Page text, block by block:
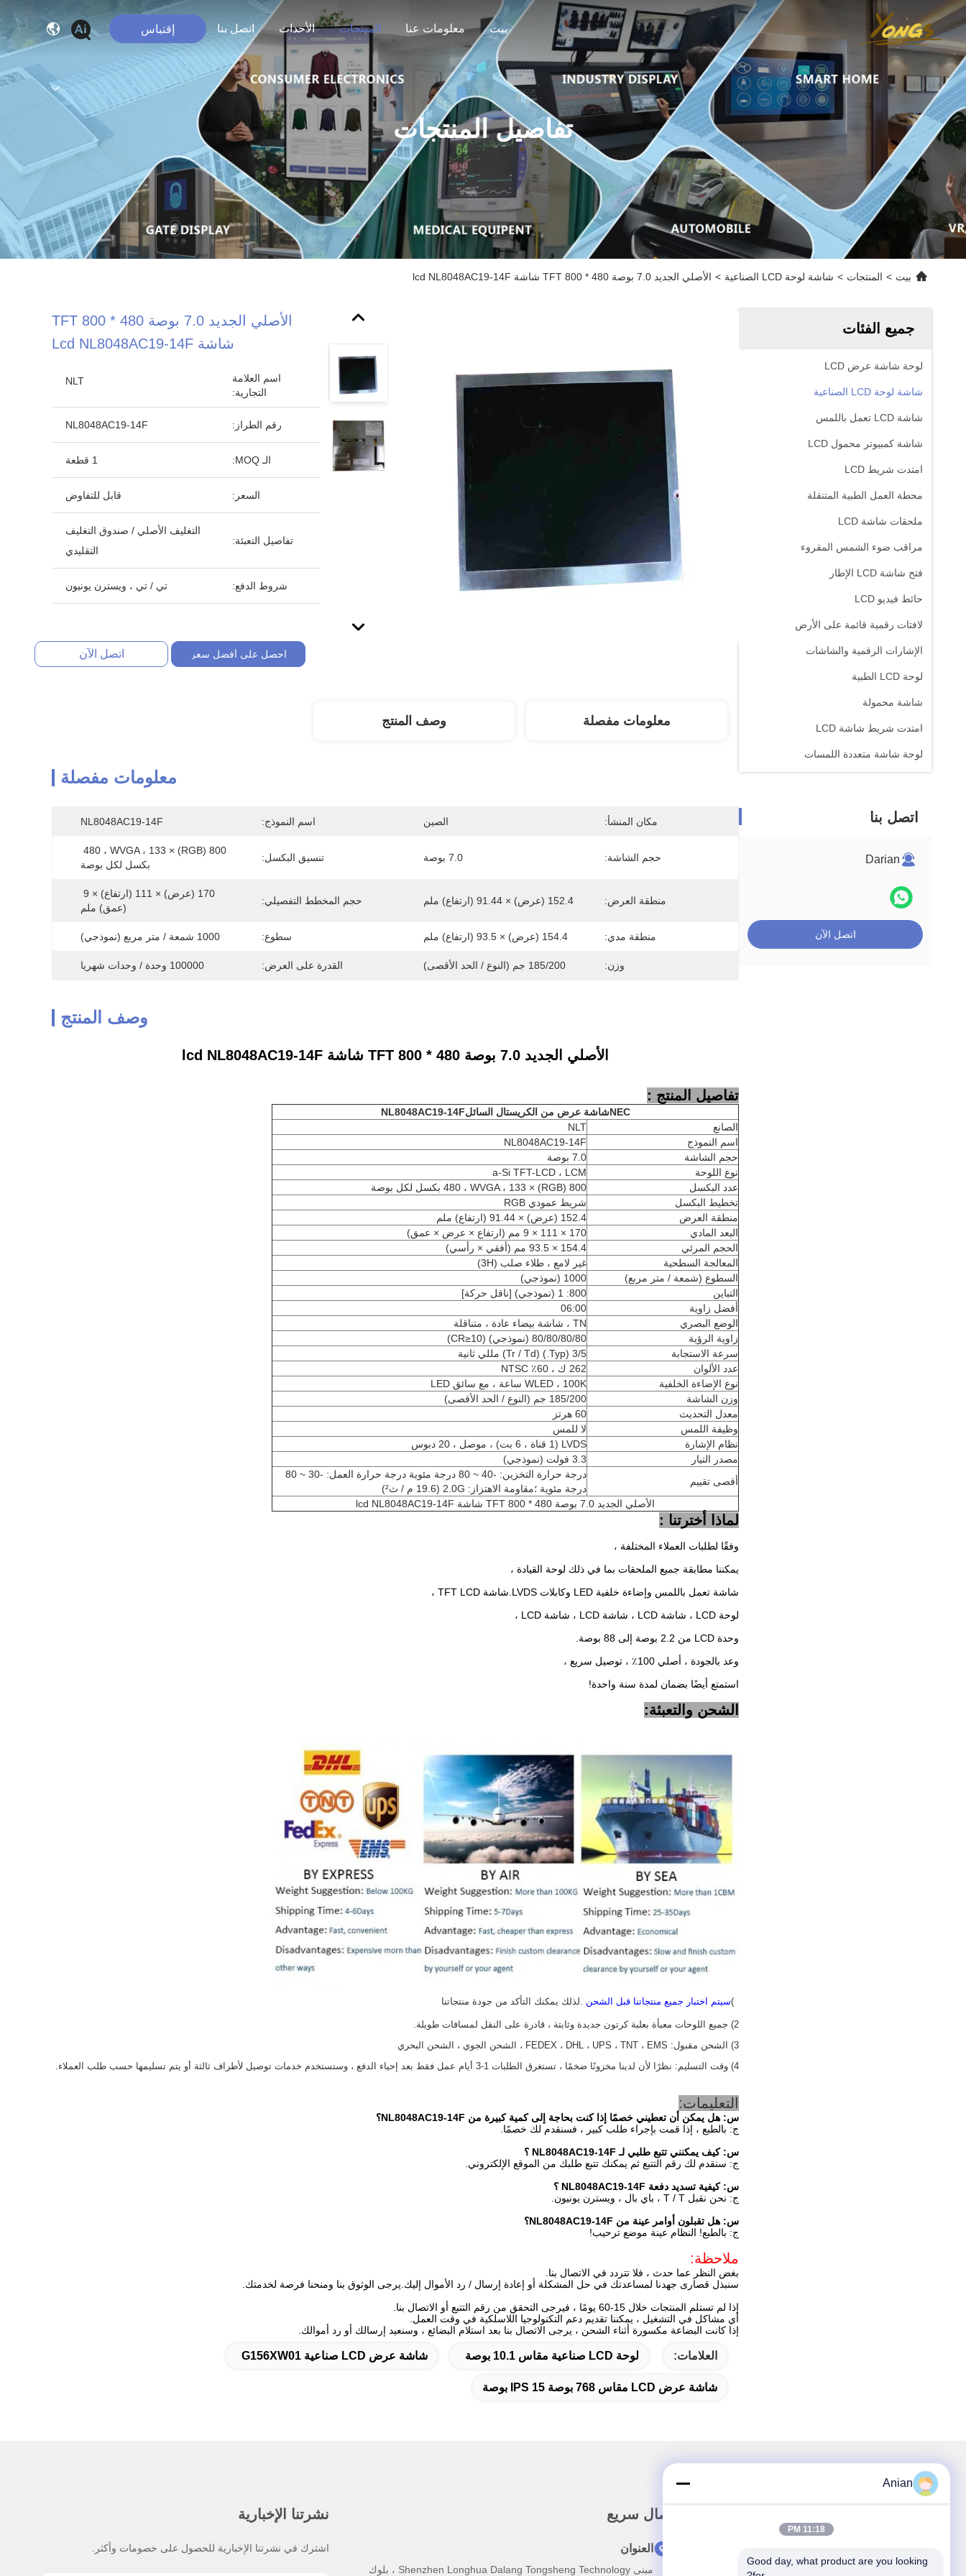
بيت معلومات عنا المنتجات الأحداث اتصل بنا إقتباس
تفاصيل المنتجات
بيت > المنتجات > شاشة لوحة LCD الصناعية > الأصلي الجديد 7.0 بوصة TFT 800 * 480 شاشة lcd NL8048AC19-14F
جميع الفئات
لوحة شاشة عرض LCD
شاشة لوحة LCD الصناعية
شاشة LCD تعمل باللمس
شاشة كمبيوتر محمول LCD
امتدت شريط LCD
محطة العمل الطبية المتنقلة
ملحقات شاشة LCD
مراقب ضوء الشمس المقروء
فتح شاشة LCD الإطار
حائط فيديو LCD
لافتات رقمية قائمة على الأرض
الإشارات الرقمية والشاشات
لوحة LCD الطبية
شاشة محمولة
امتدت شريط شاشة LCD
لوحة شاشة متعددة اللمسات
اتصل بنا
Darian
اتصل الآن
الأصلي الجديد 7.0 بوصة TFT 800 * 480
شاشة Lcd NL8048AC19-14F
اسم العلامة
التجارية:
NLT
رقم الطراز: NL8048AC19-14F
الـ MOQ: 1 قطعة
السعر: قابل للتفاوض
تفاصيل التعبئة:
التغليف الأصلي / صندوق التغليف
التقليدي
شروط الدفع: تي / تي ، ويسترن يونيون
احصل على أفضل سعر اتصل الآن
معلومات مفصلة وصف المنتج
معلومات مفصلة
مكان المنشأ: الصين اسم النموذج: NL8048AC19-14F
حجم الشاشة: 7.0 بوصة تنسيق البكسل:
بكسل لكل بوصة
منطقة العرض: 152.4 (عرض) × 91.44 (ارتفاع) ملم حجم المخطط التفصيلي:
(عمق) ملم
منطقة مدي: 154.4 (عرض) × 93.5 (ارتفاع) ملم سطوع: 1000 شمعة / متر مربع (نموذجي)
وزن: 185/200 جم (النوع / الحد الأقصى) القدرة على العرض: 100000 وحدة / وحدات شهريا
وصف المنتج
الأصلي الجديد 7.0 بوصة TFT 800 * 480 شاشة lcd NL8048AC19-14F
تفاصيل المنتج :
NECشاشة عرض من الكريستال السائلNL8048AC19-14F
الصانع
NLT
اسم النموذج
NL8048AC19-14F
حجم الشاشة
7.0 بوصة
نوع اللوحة
a-Si TFT-LCD ، LCM
عدد البكسل
800 (RGB) × 480 ، WVGA ، 133 بكسل لكل بوصة
تخطيط البكسل
شريط عمودي RGB
منطقة العرض
152.4 (عرض) × 91.44 (ارتفاع) ملم
البعد المادي
170 × 111 × 9 مم (ارتفاع × عرض × عمق)
الحجم المرئي
154.4 × 93.5 مم (أفقي × رأسي)
المعالجة السطحية
غير لامع ، طلاء صلب (3H)
السطوع (شمعة / متر مربع)
1000 (نموذجي)
التباين
800: 1 (نموذجي) [ناقل حركة]
أفضل زاوية
06:00
الوضع البصري
TN ، شاشة بيضاء عادة ، متناقلة
زاوية الرؤية
80/80/80/80 (نموذجي) (CR≥10)
سرعة الاستجابة
3/5 (Typ.) (Tr / Td) مللي ثانية
عدد الألوان
262 ك ، 60٪ NTSC
نوع الإضاءة الخلفية
WLED ، 100K ساعة ، مع سائق LED
وزن الشاشة
185/200 جم (النوع / الحد الأقصى)
معدل التحديث
60 هرتز
وظيفة اللمس
لا للمس
نظام الإشارة
LVDS (1 قناة ، 6 بت) ، موصل ، 20 دبوس
مصدر التيار
3.3 فولت (نموذجي)
أقصى تقييم
درجة حرارة التخزين: -40 ~ 80 درجة مئوية درجة حرارة العمل: -30 ~ 80
درجة مئوية ؛مقاومة الاهتزاز: 2.0G (19.6 م / ث²)
الأصلي الجديد 7.0 بوصة TFT 800 * 480 شاشة lcd NL8048AC19-14F
لماذا أخترتنا :
وفقًا لطلبات العملاء المختلفة ،
يمكننا مطابقة جميع الملحقات بما في ذلك لوحة القيادة ،
شاشة تعمل باللمس وإضاءة خلفية LED وكابلات LVDS.شاشة TFT LCD ،
لوحة LCD ، شاشة LCD ، شاشة LCD ، شاشة LCD ،
وحدة LCD من 2.2 بوصة إلى 88 بوصة.
وعد بالجودة ، أصلي 100٪ ، توصيل سريع ،
استمتع أيضًا بضمان لمدة سنة واحدة!
الشحن والتعبئة:
سيتم اختبار جميع منتجاتنا قبل الشحن .لذلك يمكنك التأكد من جودة منتجاتنا
2) جميع اللوحات معبأة بعلبة كرتون جديدة وثابتة ، قادرة على النقل لمسافات طويلة.
3) الشحن مقبول: FEDEX ، DHL ، UPS ، TNT ، EMS ، الشحن الجوي ، الشحن البحري
4) وقت التسليم: نظرًا لأن لدينا مخزونًا ضخمًا ، تستغرق الطلبات 1-3 أيام عمل فقط بعد إحياء الدفع ، وستستخدم خدمات توصيل لأطراف ثالثة أو يتم تسليمها حسب طلب العملاء.
التعليمات:
س: هل يمكن أن تعطيني خصمًا إذا كنت بحاجة إلى كمية كبيرة من NL8048AC19-14F؟
ج: بالطبع ، إذا قمت بإجراء طلب كبير ، فسنقدم لك خصمًا.
س: كيف يمكنني تتبع طلبي لـ NL8048AC19-14F
؟
ج: سنقدم لك رقم التتبع ثم يمكنك تتبع طلبك من الموقع الإلكتروني.
س: كيفية تسديد دفعة NL8048AC19-14F
؟
ج: نحن نقبل T / T ، باي بال ، ويسترن يونيون.
س: هل تقبلون أوامر عينة من NL8048AC19-14F؟
ج: بالطبع! النظام عينة موضع ترحيب!
ملاحظة:
بغض النظر عما حدث ، فلا تتردد في الاتصال بنا.
سنبذل قصارى جهدنا لمساعدتك في حل المشكلة أو إعادة إرسال / رد الأموال إليك.يرجى الوثوق بنا ومنحنا فرصة لخدمتك.
إذا لم تستلم المنتجات خلال 15-60 يومًا ، فيرجى التحقق من رقم التتبع أو الاتصال بنا.
أي مشاكل في التشغيل ، يمكننا تقديم دعم التكنولوجيا اللاسلكية في وقت العمل.
إذا كانت البضاعة مكسورة أثناء الشحن ، يرجى الاتصال بنا بعد استلام البضائع ، وسنعيد إرسالك أو رد أموالك.
العلامات: لوحة LCD صناعية مقاس 10.1 بوصة شاشة عرض LCD صناعية G156XW01
شاشة عرض LCD مقاس 768 بوصة IPS 15 بوصة
اتصال سريع
العنوان
مبنى Shenzhen Longhua Dalang Tongsheng Technology ، بلوك
نشرتنا الإخبارية
اشترك في نشرتنا الإخبارية للحصول على خصومات وأكثر.
Anian
11:18 PM
Good day, what product are you looking